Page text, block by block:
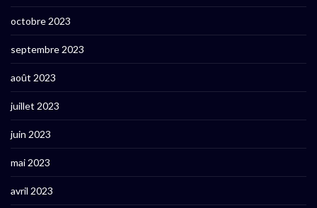
octobre 2023
septembre 2023
août 2023
juillet 2023
juin 2023
mai 2023
avril 2023